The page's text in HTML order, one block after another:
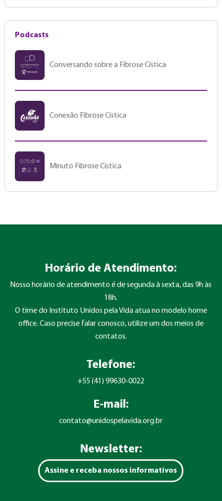
Podcasts
Conversando sobre a Fibrose Cística
Conexão Fibrose Cística
Minuto Fibrose Cística
Horário de Atendimento:
Nosso horário de atendimento é de segunda à sexta, das 9h às
18h.
O time do Instituto Unidos pela Vida atua no modelo home
office. Caso precise falar conosco, utilize um dos meios de
contatos.
Telefone:
+55 (41) 99630-0022
E-mail:
contato@unidospelavida.org.br
Newsletter:
Assine e receba nossos informativos